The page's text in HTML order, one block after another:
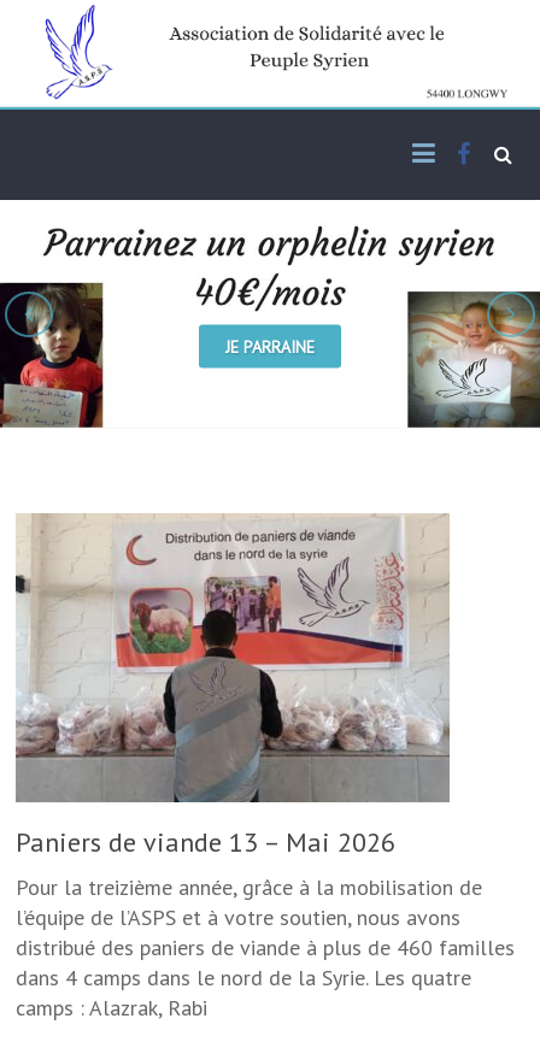
content
Association de solidarité
avec le peuple syrien
JE PARRAINE
Paniers de viande 13 – Mai 2026
Pour la treizième année, grâce à la mobilisation de
l’équipe de l’ASPS et à votre soutien, nous avons
distribué des paniers de viande à plus de 460 familles
dans 4 camps dans le nord de la Syrie. Les quatre
camps : Alazrak, Rabi